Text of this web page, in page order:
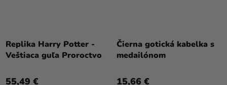
Replika Harry Potter -
Veštiaca guľa Proroctvo
55,49 €
Čierna gotická kabelka s
medailónom
15,66 €